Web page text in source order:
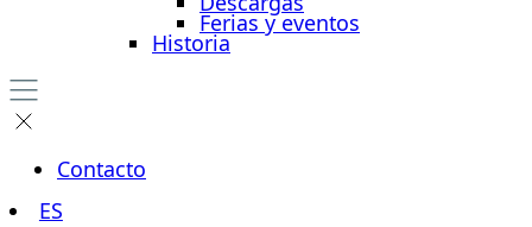
Ferias y eventos
Historia
Contacto
ES